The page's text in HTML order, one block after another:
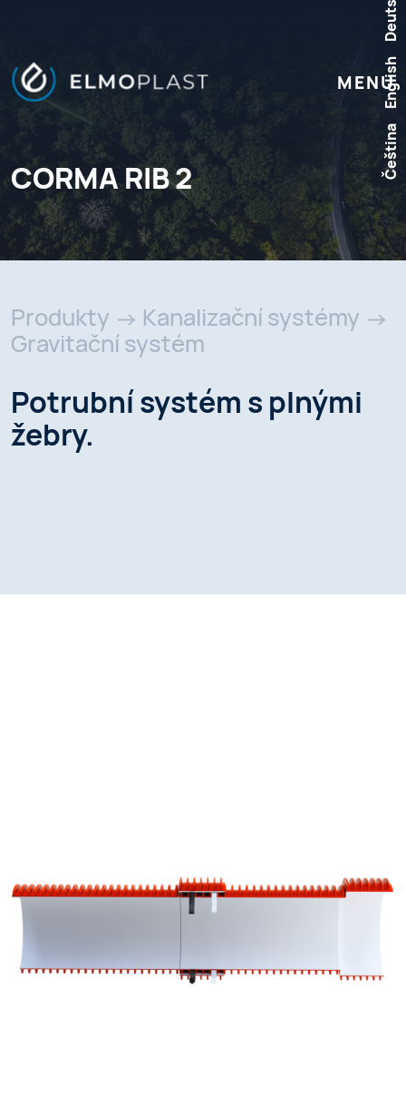
MENU
CORMA RIB 2 Čeština
English
Deutsch
Produkty
Kanalizační systémy
Gravitační systém
Potrubní systém s plnými
žebry.